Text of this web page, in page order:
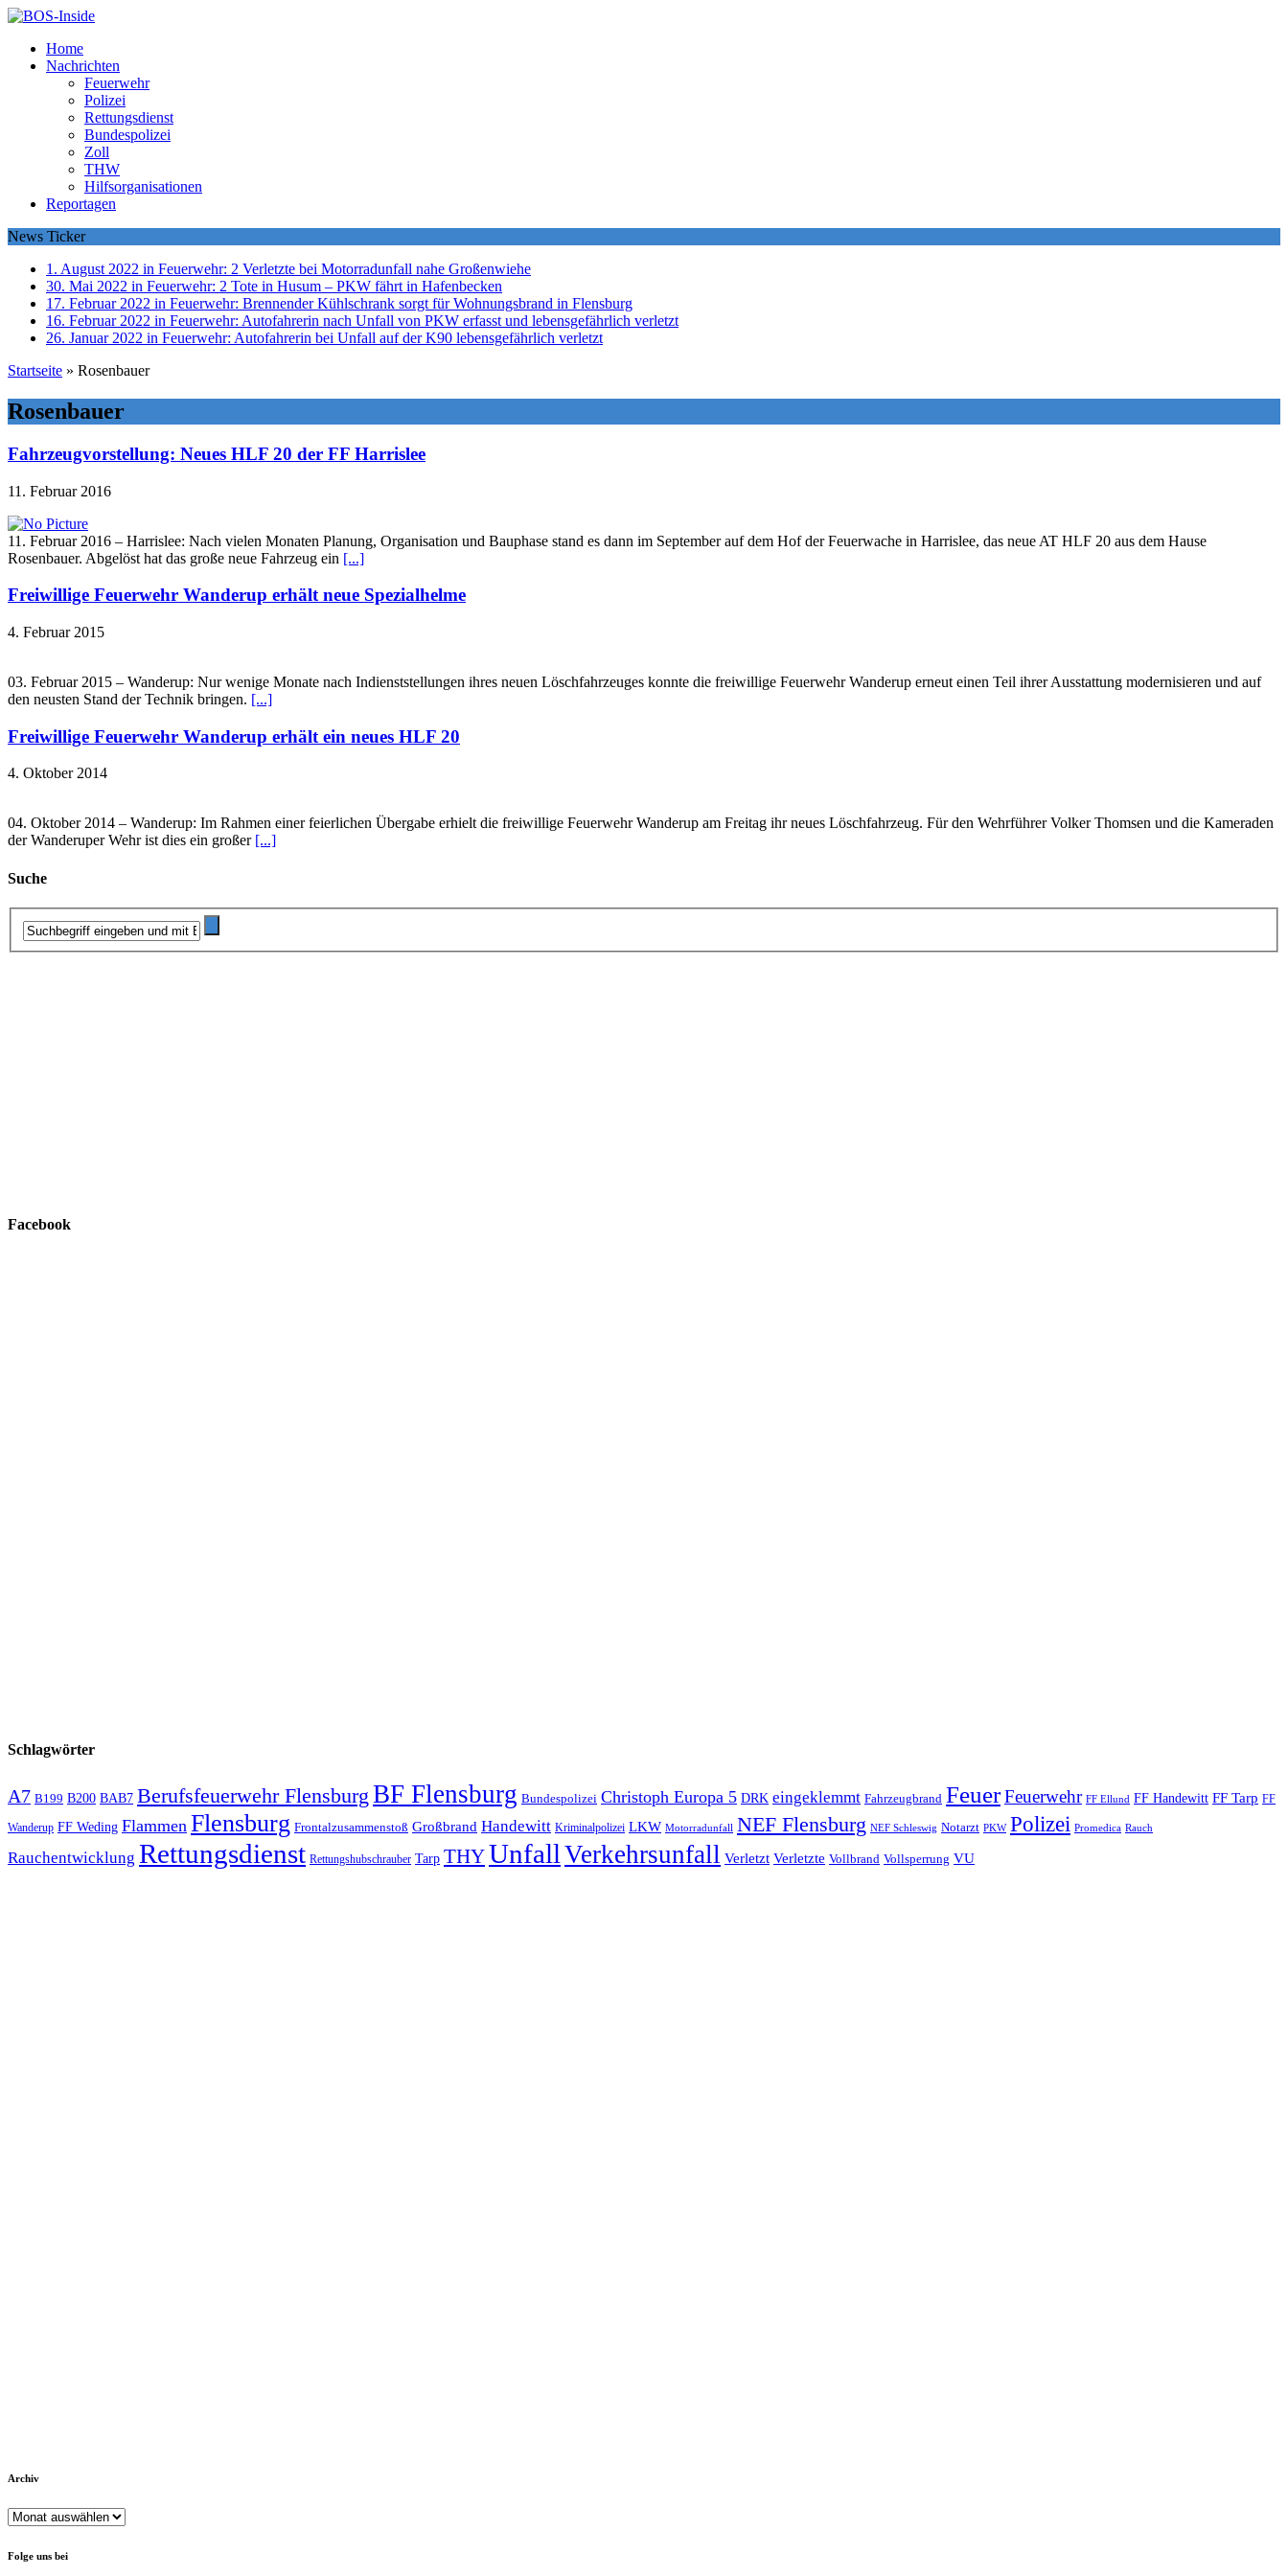
Home
Nachrichten
Feuerwehr
Polizei
Rettungsdienst
Bundespolizei
Zoll
THW
Hilfsorganisationen
Reportagen
News Ticker
1. August 2022 in Feuerwehr: 2 Verletzte bei Motorradunfall nahe Großenwiehe
30. Mai 2022 in Feuerwehr: 2 Tote in Husum – PKW fährt in Hafenbecken
17. Februar 2022 in Feuerwehr: Brennender Kühlschrank sorgt für Wohnungsbrand in Flensburg
16. Februar 2022 in Feuerwehr: Autofahrerin nach Unfall von PKW erfasst und lebensgefährlich verletzt
26. Januar 2022 in Feuerwehr: Autofahrerin bei Unfall auf der K90 lebensgefährlich verletzt
Startseite » Rosenbauer
Rosenbauer
Fahrzeugvorstellung: Neues HLF 20 der FF Harrislee
11. Februar 2016
11. Februar 2016 – Harrislee: Nach vielen Monaten Planung, Organisation und Bauphase stand es dann im September auf dem Hof der Feuerwache in Harrislee, das neue AT HLF 20 aus dem Hause
Rosenbauer. Abgelöst hat das große neue Fahrzeug ein [...]
Freiwillige Feuerwehr Wanderup erhält neue Spezialhelme
4. Februar 2015
03. Februar 2015 – Wanderup: Nur wenige Monate nach Indienststellungen ihres neuen Löschfahrzeuges konnte die freiwillige Feuerwehr Wanderup erneut einen Teil ihrer Ausstattung modernisieren und auf
den neusten Stand der Technik bringen. [...]
Freiwillige Feuerwehr Wanderup erhält ein neues HLF 20
4. Oktober 2014
04. Oktober 2014 – Wanderup: Im Rahmen einer feierlichen Übergabe erhielt die freiwillige Feuerwehr Wanderup am Freitag ihr neues Löschfahrzeug. Für den Wehrführer Volker Thomsen und die Kameraden
der Wanderuper Wehr ist dies ein großer [...]
Suche
Facebook
Schlagwörter
A7 B199 B200 BAB7 Berufsfeuerwehr Flensburg BF Flensburg Bundespolizei Christoph Europa 5 DRK eingeklemmt Fahrzeugbrand FeuerFeuerwehr FF Ellund FF Handewitt FF Tarp FF
Wanderup FF Weding Flammen Flensburg Frontalzusammenstoß Großbrand Handewitt Kriminalpolizei LKW Motorradunfall NEF Flensburg NEF Schleswig Notarzt PKW Polizei Promedica Rauch
Rauchentwicklung Rettungsdienst Rettungshubschrauber Tarp THYUnfall Verkehrsunfall Verletzt Verletzte Vollbrand Vollsperrung VU
Archiv
Archiv
Folge uns bei